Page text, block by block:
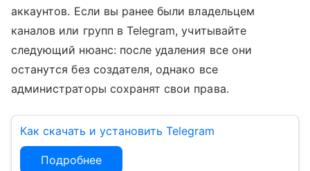
аккаунтов. Если вы ранее были владельцем
каналов или групп в Telegram, учитывайте
следующий нюанс: после удаления все они
останутся без создателя, однако все
администраторы сохранят свои права.
Как скачать и установить Telegram
Подробнее